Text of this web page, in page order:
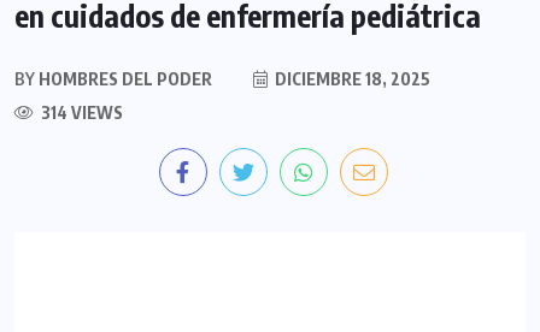
en cuidados de enfermería pediátrica
BY HOMBRES DEL PODER
DICIEMBRE 18, 2025
314 VIEWS